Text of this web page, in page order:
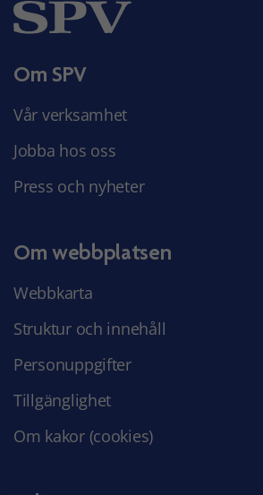
Om SPV
Vår verksamhet
Jobba hos oss
Press och nyheter
Om webbplatsen
Webbkarta
Struktur och innehåll
Personuppgifter
Tillgänglighet
Om kakor (cookies)